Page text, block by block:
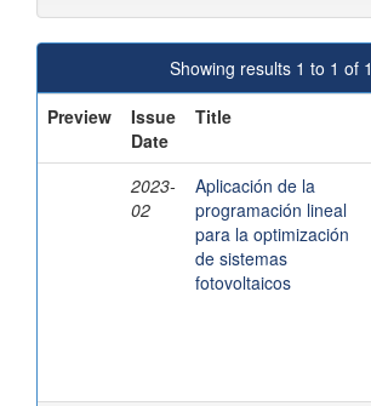
Showing results 1 to 1 of 1
Preview
Issue
Date
Title
2023-
02
Aplicación de la
programación lineal
para la optimización
de sistemas
fotovoltaicos